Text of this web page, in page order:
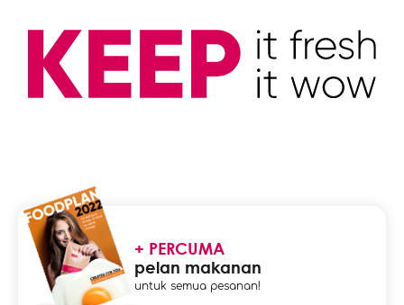
+ PERCUMA
pelan makanan
untuk semua pesanan!